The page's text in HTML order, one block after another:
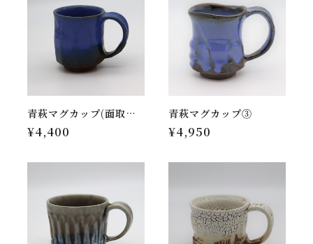
青萩マグカップ(面取り)④
¥4,400
青萩マグカップ③
¥4,950